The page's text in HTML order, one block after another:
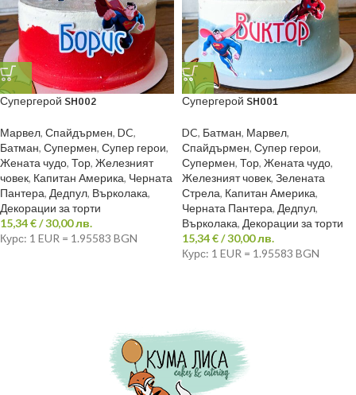
Супергерой SH002
Марвел, Спайдърмен, DC,
Батман, Супермен, Супер герои,
Жената чудо, Тор, Железният
човек, Капитан Америка, Черната
Пантера, Дедпул, Върколака,
Декорации за торти
15,34€/ 30,00 лв.
Курс: 1 EUR = 1.95583 BGN
Супергерой SH001
DC, Батман, Марвел,
Спайдърмен, Супер герои,
Супермен, Тор, Жената чудо,
Железният човек, Зелената
Стрела, Капитан Америка,
Черната Пантера, Дедпул,
Върколака, Декорации за торти
15,34€/ 30,00 лв.
Курс: 1 EUR = 1.95583 BGN